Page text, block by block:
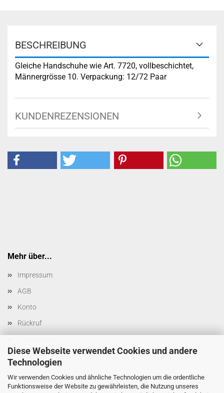
Diese Webseite verwendet Cookies und andere
Technologien
Wir verwenden Cookies und ähnliche Technologien um die ordentliche
Funktionsweise der Website zu gewährleisten, die Nutzung unseres
BESCHREIBUNG
Gleiche Handschuhe wie Art. 7720, vollbeschichtet,
Männergrösse 10. Verpackung: 12/72 Paar
KUNDENREZENSIONEN
Mehr über...
Impressum
AGB
Konto
Rückruf
Cookie Einstellungen